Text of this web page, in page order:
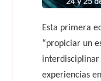
Esta primera
“propiciar un
experiencias